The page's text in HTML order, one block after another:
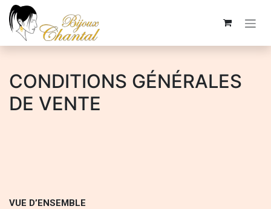
Se rendre au contenu
CONDITIONS GÉNÉRALES
DE VENTE
VUE D’ENSEMBLE